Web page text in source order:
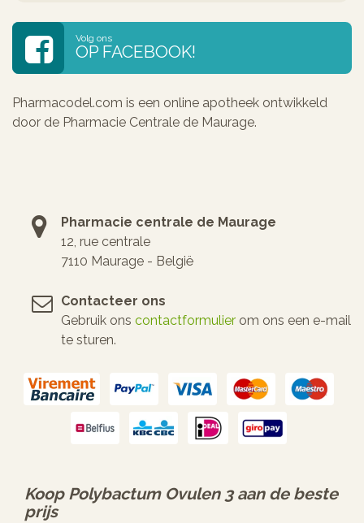
Volg ons
OP FACEBOOK!
Pharmacodel.com is een online apotheek ontwikkeld
door de Pharmacie Centrale de Maurage.
Pharmacie centrale de Maurage
12, rue centrale
7110 Maurage - België
Contacteer ons
Gebruik ons contactformulier om ons een e-mail
te sturen.
Koop Polybactum Ovulen 3aan de beste
prijs